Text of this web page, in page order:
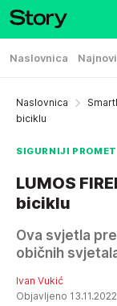
Naslovnica
Naslovnica
biciklu
SIGURNIJI PROMET
LUMOS
biciklu
Ova svjetla
običnih
Ivan Vukić
Objavljeno